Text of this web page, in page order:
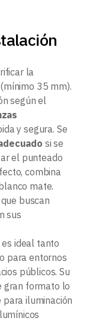
la
35 mm).
según el
y segura. Se
si se
el punteado
combina
mate.
buscan
sus
ideal tanto
para entornos
públicos. Su
gran formato lo
iluminación